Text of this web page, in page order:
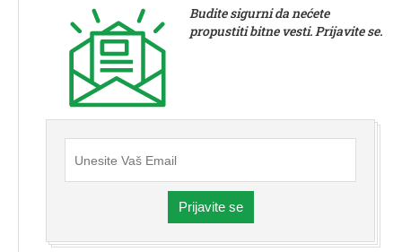
Budite sigurni da nećete
propustiti bitne vesti. Prijavite se.
Prijavite se